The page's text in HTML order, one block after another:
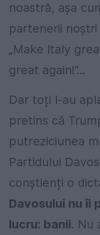
noastră, așa
partenerii
„Make Italy
great again!”...
Dar toți l-au
pretins că
putreziciunea
Partidului
conștienți o
Davosului nu îi
lucru: banii. Nu